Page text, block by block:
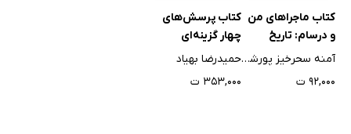
کتاب ماجراهای من
و درسام: تاریخ
معاصر - پایه یازدهمآمنه سحرخیز پورشیرازی
۹۲,۰۰۰ ت
کتاب پرسش‌های
چهار گزینه‌ای
جغرافیا جامع - رشته
حمیدرضا بهیاد
۳۵۳,۰۰۰ ت